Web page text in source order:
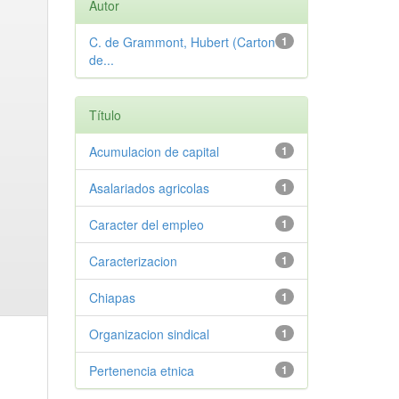
Autor
1
C. de Grammont, Hubert (Carton
de...
Título
1
Acumulacion de capital
1
Asalariados agricolas
1
Caracter del empleo
1
Caracterizacion
1
Chiapas
1
Organizacion sindical
1
Pertenencia etnica